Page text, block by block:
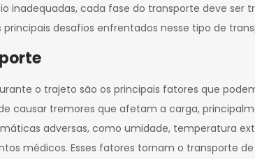
inadequadas, cada fase do transporte deve
desafios enfrentados nesse tipo de
o trajeto são os principais fatores que
causar tremores que afetam a carga,
adversas, como umidade, temperatura
médicos. Esses fatores tornam o transporte